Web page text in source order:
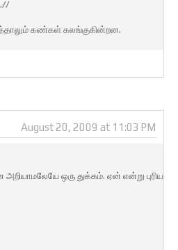
கண்கள் கலங்குகின்றன.
August 20, 2009 at 11:03 PM
ஒரு துக்கம். ஏன் என்று புரிய